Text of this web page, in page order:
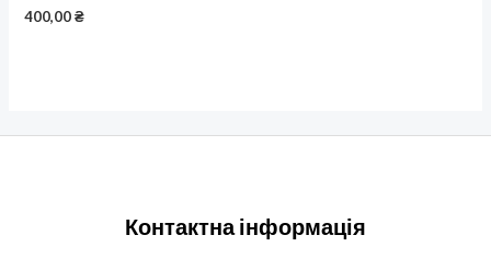
400,00₴
Контактна інформація